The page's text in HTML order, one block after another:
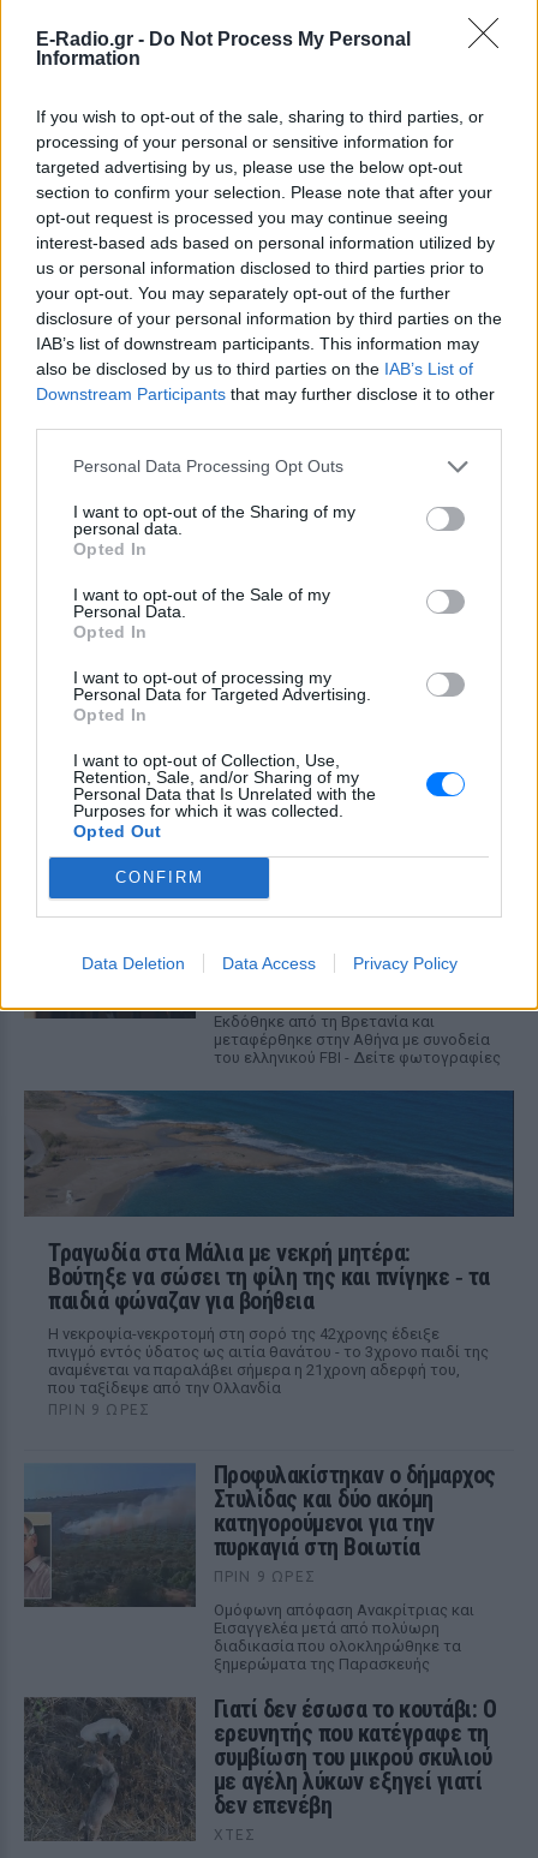
E-Radio.gr - Do Not Process My Personal
Information
If you wish to opt-out of the sale, sharing to third parties, or
processing of your personal or sensitive information for
targeted advertising by us, please use the below opt-out
section to confirm your selection. Please note that after your
opt-out request is processed you may continue seeing
interest-based ads based on personal information utilized by
us or personal information disclosed to third parties prior to
your opt-out. You may separately opt-out of the further
disclosure of your personal information by third parties on the
IAB’s list of downstream participants. This information may
also be disclosed by us to third parties on the IAB’s List of
Downstream Participants that may further disclose it to other
Personal Data Processing Opt Outs
I want to opt-out of the Sharing of my
personal data.
Opted In
I want to opt-out of the Sale of my
Personal Data.
Opted In
I want to opt-out of processing my
Personal Data for Targeted Advertising.
Opted In
I want to opt-out of Collection, Use,
Retention, Sale, and/or Sharing of my
Personal Data that Is Unrelated with the
Purposes for which it was collected.
Opted Out
CONFIRM
Data Deletion Data Access Privacy Policy
ΔΕΙΤΕ ΕΠΙΣΗΣ
ΣΤΗΝ ΙΔΙΑ ΚΑΤΗΓΟΡΙΑ
Γονικές παροχές: Οι παγίδες
στις μεταφορές χρημάτων που
Ποια λάθη μπορεί να οδηγήσουν στην
απώλεια του αφορολόγητου των 800.000
Μακελειό σε σχολείο της
ΠΡΙΝ 9 ΏΡΕΣ
Οι αρχές ανακοινώνουν τουλάχιστον
46χρονη για την επίθεση στη
κρατητήρια της ΓΑΔΑ
Εκδόθηκε από τη Βρετανία και
μεταφέρθηκε στην Αθήνα με συνοδεία
του ελληνικού FBI - Δείτε φωτογραφίες
Τραγωδία στα Μάλια με νεκρή μητέρα:
Βούτηξε να σώσει τη φίλη της και πνίγηκε ‑ τα
παιδιά φώναζαν για βοήθεια
Η νεκροψία-νεκροτομή στη σορό της 42χρονης έδειξε
πνιγμό εντός ύδατος ως αιτία θανάτου - το 3χρονο παιδί της
αναμένεται να παραλάβει σήμερα η 21χρονη αδερφή του,
που ταξίδεψε από την Ολλανδία
ΠΡΙΝ 9 ΏΡΕΣ
Προφυλακίστηκαν ο δήμαρχος
Στυλίδας και δύο ακόμη
κατηγορούμενοι για την
πυρκαγιά στη Βοιωτία
ΠΡΙΝ 9 ΏΡΕΣ
Ομόφωνη απόφαση Ανακρίτριας και
Εισαγγελέα μετά από πολύωρη
διαδικασία που ολοκληρώθηκε τα
ξημερώματα της Παρασκευής
Γιατί δεν έσωσα το κουτάβι: Ο
ερευνητής που κατέγραφε τη
συμβίωση του μικρού σκυλιού
με αγέλη λύκων εξηγεί γιατί
δεν επενέβη
ΧΤΕΣ